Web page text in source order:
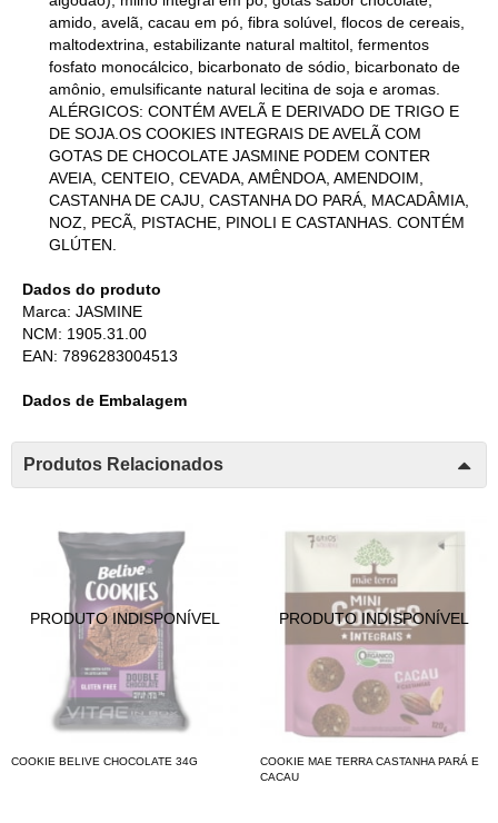
amido, avelã, cacau em pó, fibra solúvel, flocos de cereais,
maltodextrina, estabilizante natural maltitol, fermentos
fosfato monocálcico, bicarbonato de sódio, bicarbonato de
amônio, emulsificante natural lecitina de soja e aromas.
ALÉRGICOS: CONTÉM AVELÃ E DERIVADO DE TRIGO E
DE SOJA.OS COOKIES INTEGRAIS DE AVELÃ COM
GOTAS DE CHOCOLATE JASMINE PODEM CONTER
AVEIA, CENTEIO, CEVADA, AMÊNDOA, AMENDOIM,
CASTANHA DE CAJU, CASTANHA DO PARÁ, MACADÂMIA,
NOZ, PECÃ, PISTACHE, PINOLI E CASTANHAS. CONTÉM
GLÚTEN.
Dados do produto
Marca: JASMINE
NCM: 1905.31.00
EAN: 7896283004513
Dados de Embalagem
Produtos Relacionados
COOKIE BELIVE CHOCOLATE 34G
COOKIE MAE TERRA CASTANHA PARÁ E
CACAU